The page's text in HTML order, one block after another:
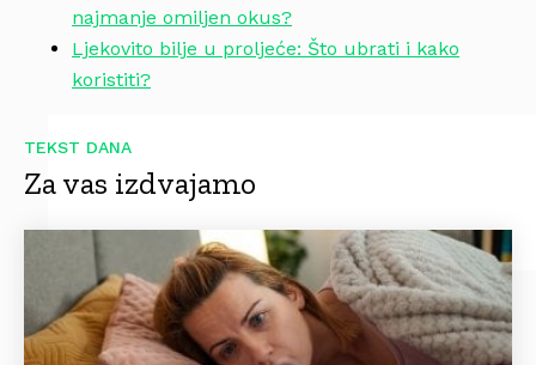
najmanje omiljen okus?
Ljekovito bilje u proljeće: Što ubrati i kako
koristiti?
TEKST DANA
Za vas izdvajamo